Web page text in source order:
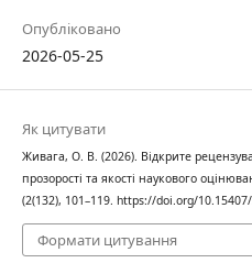
Опубліковано
2026-05-25
Як цитувати
Живага, О. В. (2026). Відкрите
прозорості та якості наукового
(2(132), 101–119. https://doi.org/
Формати цитування